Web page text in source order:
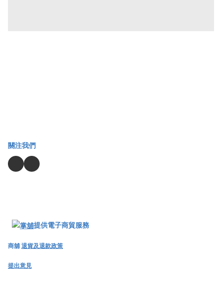
關注我們
提供電子商貿服務
商舖退貨及退款政策
提出意見